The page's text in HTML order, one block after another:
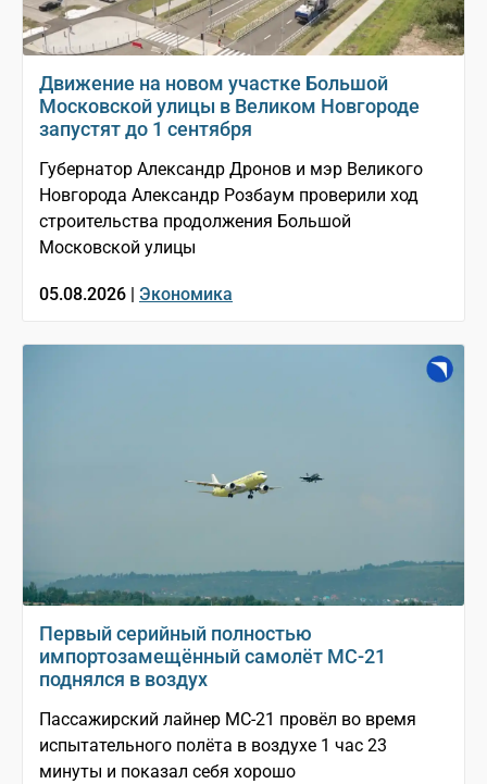
Движение на новом участке Большой
Московской улицы в Великом Новгороде
запустят до 1 сентября
Губернатор Александр Дронов и мэр Великого
Новгорода Александр Розбаум проверили ход
строительства продолжения Большой
Московской улицы
05.08.2026 | Экономика
Первый серийный полностью
импортозамещённый самолёт МС-21
поднялся в воздух
Пассажирский лайнер МС-21 провёл во время
испытательного полёта в воздухе 1 час 23
минуты и показал себя хорошо